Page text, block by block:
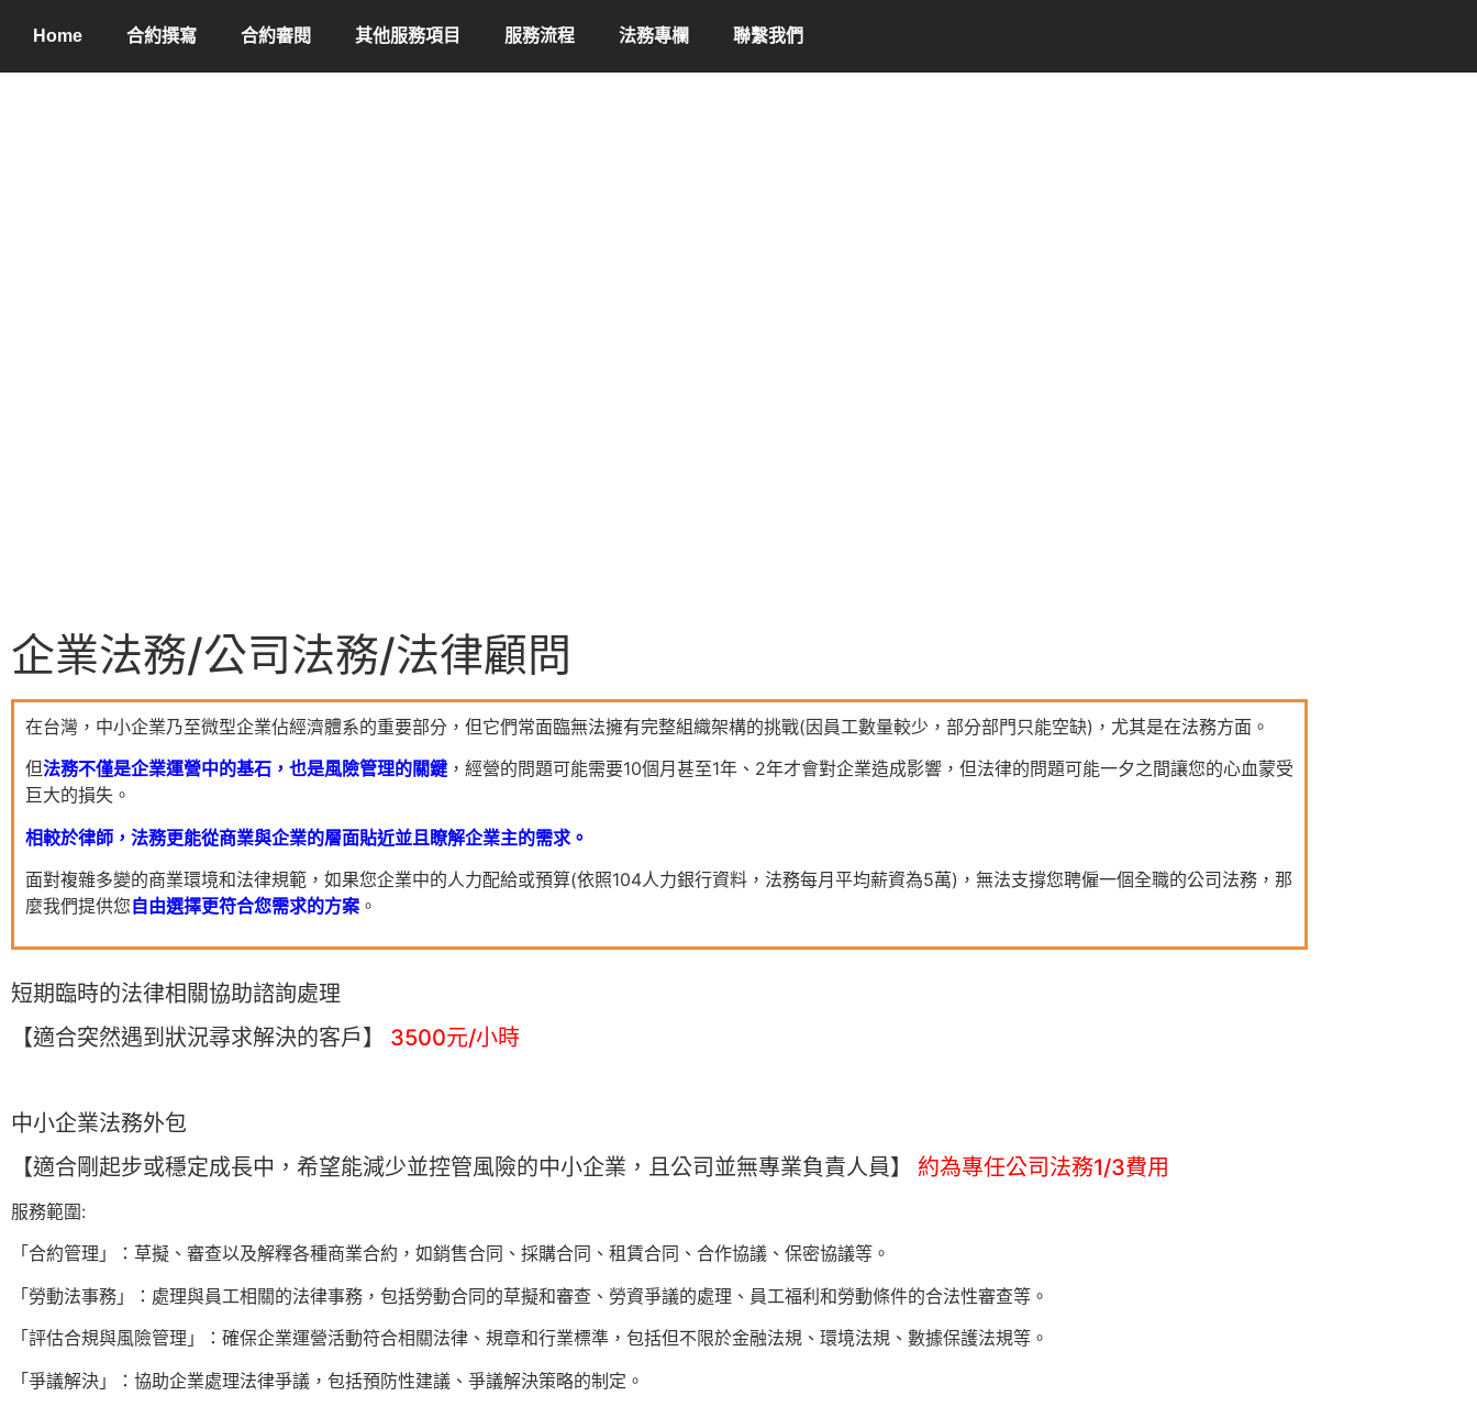
Home 合約撰寫 合約審閱 其他服務項目 服務流程 法務專欄 聯繫我們
企業法務/公司法務/法律顧問
在台灣，中小企業乃至微型企業佔經濟體系的重要部分，但它們常面臨無法擁有完整組織架構的挑戰(因員工數量較少，部分部門只能空缺)，尤其是在法務方面。
但法務不僅是企業運營中的基石，也是風險管理的關鍵 ，經營的問題可能需要10個月甚至1年、2年才會對企業造成影響，但法律的問題可能一夕之間讓您的心血蒙受
巨大的損失。
相較於律師，法務更能從商業與企業的層面貼近並且瞭解企業主的需求。
面對複雜多變的商業環境和法律規範，如果您企業中的人力配給或預算(依照104人力銀行資料，法務每月平均薪資為5萬)，無法支撐您聘僱一個全職的公司法務，那
麼我們提供您自由選擇更符合您需求的方案 。
短期臨時的法律相關協助諮詢處理
【適合突然遇到狀況尋求解決的客戶】 3500元/小時
中小企業法務外包
【適合剛起步或穩定成長中，希望能減少並控管風險的中小企業，且公司並無專業負責人員】 約為專任公司法務1/3費用
服務範圍:
「合約管理」：草擬、審查以及解釋各種商業合約，如銷售合同、採購合同、租賃合同、合作協議、保密協議等。
「勞動法事務」：處理與員工相關的法律事務，包括勞動合同的草擬和審查、勞資爭議的處理、員工福利和勞動條件的合法性審查等。
「評估合規與風險管理」：確保企業運營活動符合相關法律、規章和行業標準，包括但不限於金融法規、環境法規、數據保護法規等。
「爭議解決」：協助企業處理法律爭議，包括預防性建議、爭議解決策略的制定。